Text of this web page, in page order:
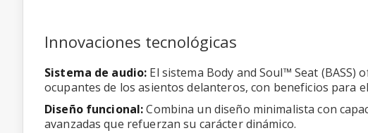
Innovaciones tecnológicas
Sistema de audio: El sistema Body and Soul™ Seat
ocupantes de los asientos delanteros, con beneficios para
Diseño funcional:Combina un diseño minimalista con
avanzadas que refuerzan su carácter dinámico.